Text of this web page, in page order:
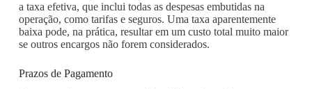
a taxa efetiva, que inclui todas as despesas embutidas na
operação, como tarifas e seguros. Uma taxa aparentemente
baixa pode, na prática, resultar em um custo total muito maior
se outros encargos não forem considerados.
Prazos de Pagamento